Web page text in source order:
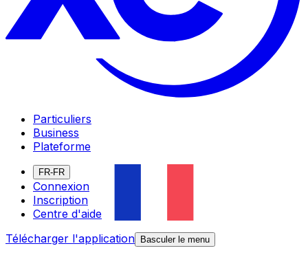
Particuliers
Business
Plateforme
FR-FR
Connexion
Inscription
Centre d'aide
Télécharger l'application
Basculer le menu